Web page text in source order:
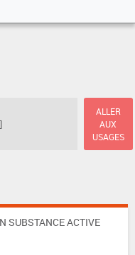
ALLER
AUX
USAGES
SUBSTANCE ACTIVE